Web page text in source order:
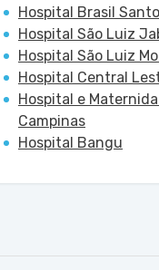
Hospital Brasil
Hospital São Luiz
Hospital São Luiz
Hospital Central
Hospital e
Campinas
Hospital Bangu